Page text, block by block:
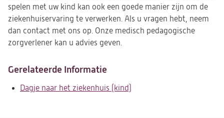
spelen met uw kind kan ook een goede manier zijn om de
ziekenhuiservaring te verwerken. Als u vragen hebt, neem
dan contact met ons op. Onze medisch pedagogische
zorgverlener kan u advies geven.
Gerelateerde Informatie
Dagje naar het ziekenhuis (kind)